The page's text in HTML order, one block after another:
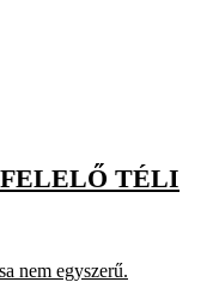
TÉLI
nem egyszerű.